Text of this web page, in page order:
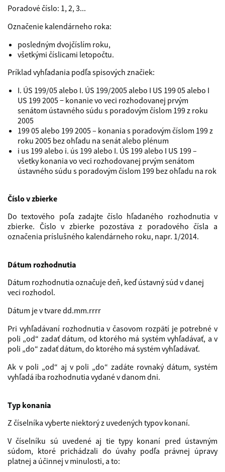
Poradové číslo: 1, 2, 3...
Označenie kalendárneho roka:
posledným dvojčíslím roku,
všetkými číslicami letopočtu.
Príklad vyhľadania podľa spisových značiek:
I. ÚS 199/05 alebo I. ÚS 199/2005 alebo I US 199 05 alebo I
US 199 2005 − konanie vo veci rozhodovanej prvým
senátom ústavného súdu s poradovým číslom 199 z roku
2005
199 05 alebo 199 2005 – konania s poradovým číslom 199 z
roku 2005 bez ohľadu na senát alebo plénum
i us 199 alebo i. ús 199 alebo I. ÚS 199 alebo I US 199 –
všetky konania vo veci rozhodovanej prvým senátom
ústavného súdu s poradovým číslom 199 bez ohľadu na rok
Číslo v zbierke
Do textového poľa zadajte číslo hľadaného rozhodnutia v
zbierke. Číslo v zbierke pozostáva z poradového čísla a
označenia príslušného kalendárneho roku, napr. 1/2014.
Dátum rozhodnutia
Dátum rozhodnutia označuje deň, keď ústavný súd v danej
veci rozhodol.
Dátum je v tvare dd.mm.rrrr
Pri vyhľadávaní rozhodnutia v časovom rozpätí je potrebné v
poli „od“ zadať dátum, od ktorého má systém vyhľadávať, a v
poli „do“ zadať dátum, do ktorého má systém vyhľadávať.
Ak v poli „od“ aj v poli „do“ zadáte rovnaký dátum, systém
vyhľadá iba rozhodnutia vydané v danom dni.
Typ konania
Z číselníka vyberte niektorý z uvedených typov konaní.
V číselníku sú uvedené aj tie typy konaní pred ústavným
súdom, ktoré prichádzali do úvahy podľa právnej úpravy
platnej a účinnej v minulosti, a to: